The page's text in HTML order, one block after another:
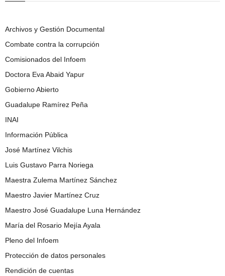
Archivos y Gestión Documental
Combate contra la corrupción
Comisionados del Infoem
Doctora Eva Abaid Yapur
Gobierno Abierto
Guadalupe Ramírez Peña
INAI
Información Pública
José Martínez Vilchis
Luis Gustavo Parra Noriega
Maestra Zulema Martínez Sánchez
Maestro Javier Martínez Cruz
Maestro José Guadalupe Luna Hernández
María del Rosario Mejía Ayala
Pleno del Infoem
Protección de datos personales
Rendición de cuentas